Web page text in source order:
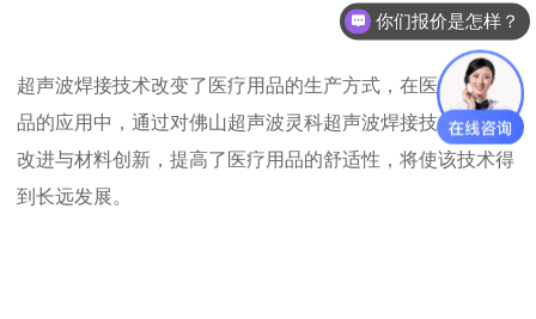
超声波焊接技术改变了医疗用品的生产方式，在医疗防护用
品的应用中，通过对佛山超声波灵科超声波焊接技术的持续
改进与材料创新，提高了医疗用品的舒适性，将使该技术得
到长远发展。
你们报价是怎样？